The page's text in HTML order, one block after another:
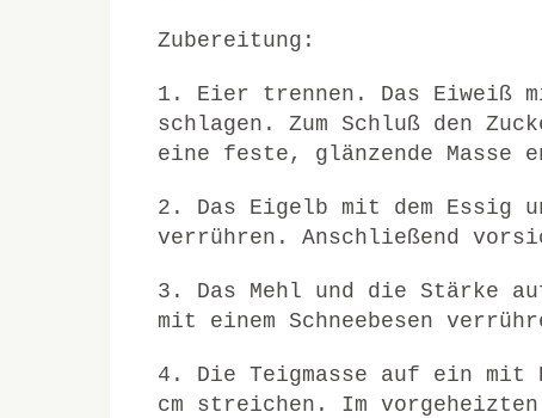
Zubereitung:
1. Eier trennen. Das
schlagen. Zum Schluß den
eine feste, glänzende Masse
2. Das Eigelb mit dem Essig
verrühren. Anschließend
3. Das Mehl und die Stärke
mit einem Schneebesen
4. Die Teigmasse auf ein mit
cm streichen. Im